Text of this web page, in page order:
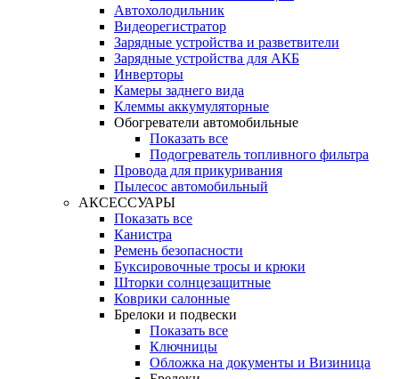
Автохолодильник
Видеорегистратор
Зарядные устройства и разветвители
Зарядные устройства для АКБ
Инверторы
Камеры заднего вида
Клеммы аккумуляторные
Обогреватели автомобильные
Показать все
Подогреватель топливного фильтра
Провода для прикуривания
Пылесос автомобильный
АКСЕССУАРЫ
Показать все
Канистра
Ремень безопасности
Буксировочные тросы и крюки
Шторки солнцезащитные
Коврики салонные
Брелоки и подвески
Показать все
Ключницы
Обложка на документы и Визиница